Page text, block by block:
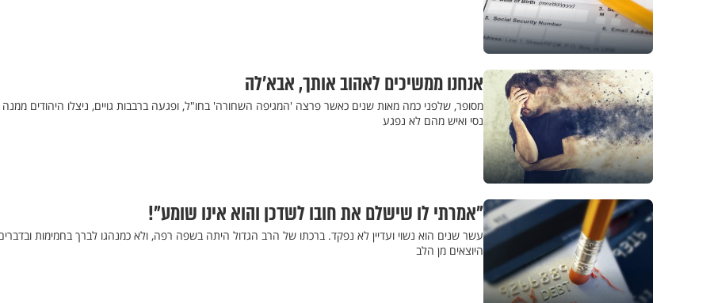
אנחנו ממשיכים לאהוב אותך, אבא’לה
מסופר, שלפני כמה מאות שנים כאשר פרצה 'המגיפה השחורה' בחו"ל, ופגעה ברבבות גויים, ניצלו היהודים ממנה
נסי ואיש מהם לא נפגע
"אמרתי לו שישלם את חובו לשדכן והוא אינו שומע"!
עשר שנים הוא נשוי ועדיין לא נפקד. ברכתו של הרב הגדול היתה בשפה רפה, ולא כמנהגו לברך בחמימות
היוצאים מן הלב